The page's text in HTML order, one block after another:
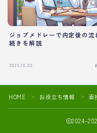
ジョブメドレーで内定後の流
続きを解説
2025.10.02
HOME ＞ お役立ち情報 ＞ 面